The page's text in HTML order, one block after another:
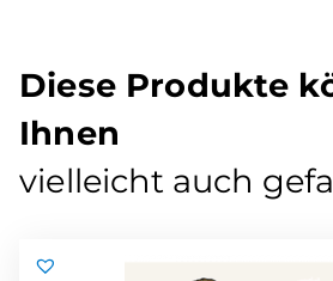
Diese Produkte
Ihnen
vielleicht auch